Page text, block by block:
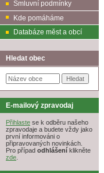
Smluvní podmínky
Kde pomáháme
Databáze měst a obcí
Hledat obec
E-mailový zpravodaj
Přihlaste se k odběru našeho
zpravodaje a budete vždy jako
první informováni o
připravovaných novinkách.
Pro případ odhlášení klikněte
zde.